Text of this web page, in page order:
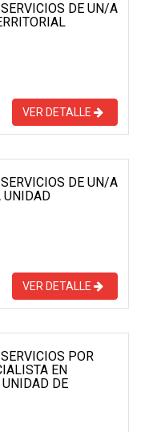
DE UN/A
VER DETALLE
DE UN/A
UNIDAD
VER DETALLE
POR
EN
DE